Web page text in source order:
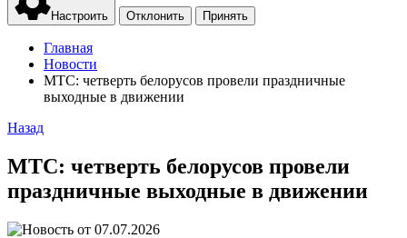
Настроить Отклонить Принять
Главная
Новости
МТС: четверть белорусов провели праздничные
выходные в движении
Назад
МТС: четверть белорусов провели
праздничные выходные в движении
07.07.2026